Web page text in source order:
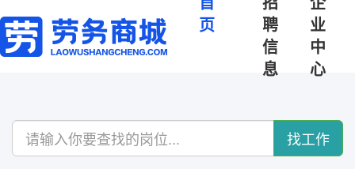
页
聘
信
息
业
中
心
找工作